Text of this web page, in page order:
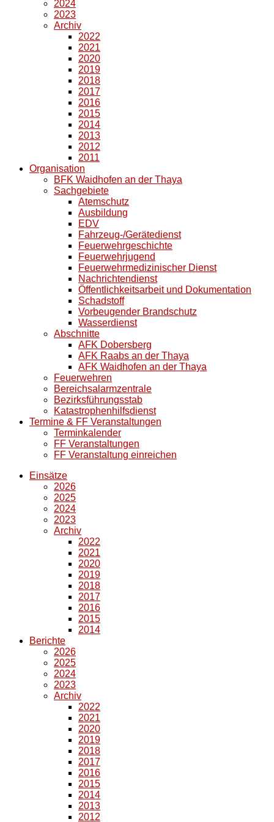
2024
2023
Archiv
2022
2021
2020
2019
2018
2017
2016
2015
2014
2013
2012
2011
Organisation
BFK Waidhofen an der Thaya
Sachgebiete
Atemschutz
Ausbildung
EDV
Fahrzeug-/Gerätedienst
Feuerwehrgeschichte
Feuerwehrjugend
Feuerwehrmedizinischer Dienst
Nachrichtendienst
Öffentlichkeitsarbeit und Dokumentation
Schadstoff
Vorbeugender Brandschutz
Wasserdienst
Abschnitte
AFK Dobersberg
AFK Raabs an der Thaya
AFK Waidhofen an der Thaya
Feuerwehren
Bereichsalarmzentrale
Bezirksführungsstab
Katastrophenhilfsdienst
Termine & FF Veranstaltungen
Terminkalender
FF Veranstaltungen
FF Veranstaltung einreichen
Einsätze
2026
2025
2024
2023
Archiv
2022
2021
2020
2019
2018
2017
2016
2015
2014
Berichte
2026
2025
2024
2023
Archiv
2022
2021
2020
2019
2018
2017
2016
2015
2014
2013
2012